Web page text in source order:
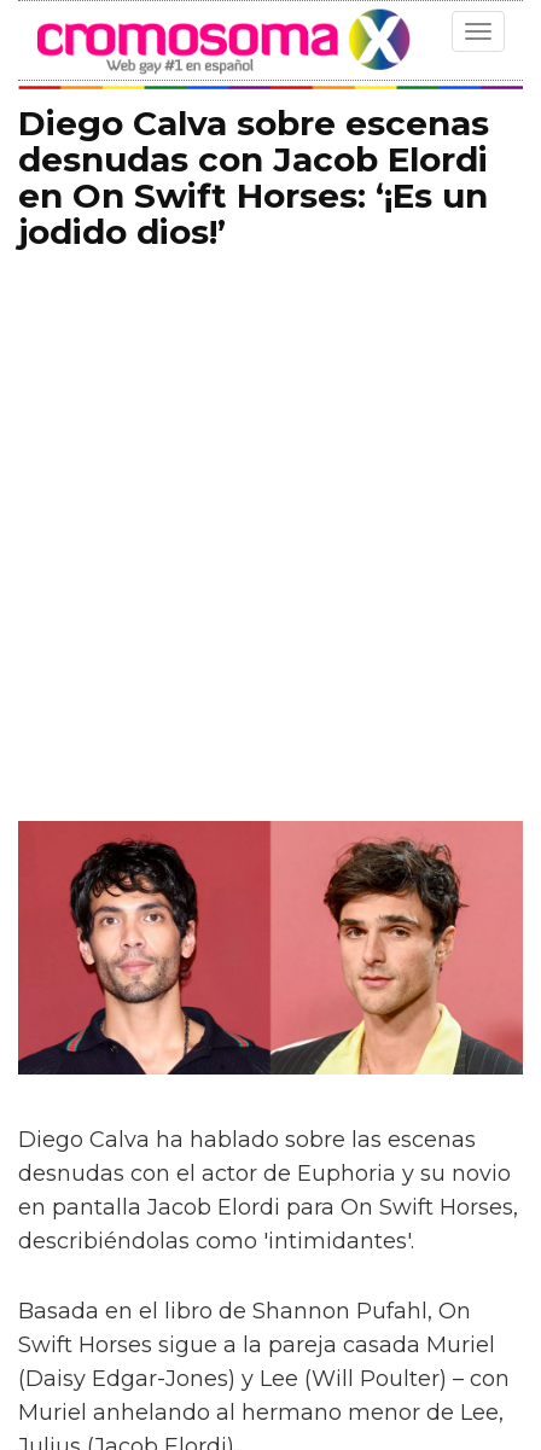
Toggle
Diego Calva sobre escenas
desnudas con Jacob Elordi
en On Swift Horses: ‘¡Es un
jodido dios!’
Diego Calva ha hablado sobre las escenas
desnudas con el actor de Euphoria y su novio
en pantalla Jacob Elordi para On Swift Horses,
describiéndolas como 'intimidantes'.
Basada en el libro de Shannon Pufahl, On
Swift Horses sigue a la pareja casada Muriel
(Daisy Edgar-Jones) y Lee (Will Poulter) – con
Muriel anhelando al hermano menor de Lee,